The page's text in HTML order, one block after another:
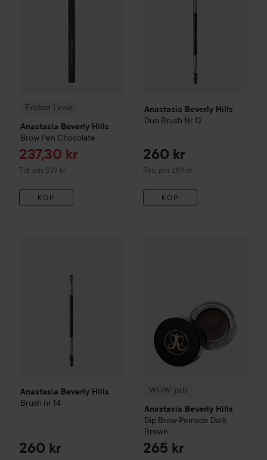
Endast 1 kvar
Anastasia Beverly Hills
Brow Pen Chocolate
Reapris
237,30 kr
Tid. pris 339 kr
Tidigare pris 339 kr
KÖP
Anastasia Beverly Hills
Duo Brush Nr 12
260 kr
Rek. pris 289 kr
Rekommenderat pris 289 kr
KÖP
Anastasia Beverly Hills
Brush nr 14
260 kr
WOW-pris
Anastasia Beverly Hills
Dip Brow Pomade Dark
Brown
265 kr